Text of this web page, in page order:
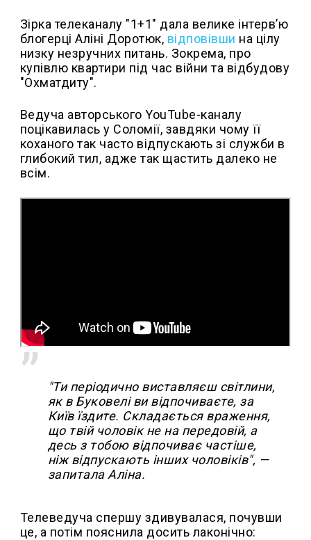
Зірка телеканалу "1+1" дала велике інтерв’ю
блогерці Аліні Доротюк, відповівши на цілу
низку незручних питань. Зокрема, про
купівлю квартири під час війни та відбудову
"Охматдиту".
Ведуча авторського YouTube-каналу
поцікавилась у Соломії, завдяки чому її
коханого так часто відпускають зі служби в
глибокий тил, адже так щастить далеко не
всім.
"Ти періодично виставляєш світлини,
як в Буковелі ви відпочиваєте, за
Київ їздите. Складається враження,
що твій чоловік не на передовій, а
десь з тобою відпочиває частіше,
ніж відпускають інших чоловіків", —
запитала Аліна.
Телеведуча спершу здивувалася, почувши
це, а потім пояснила досить лаконічно: